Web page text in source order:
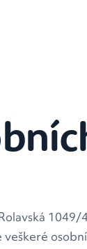
veškeré